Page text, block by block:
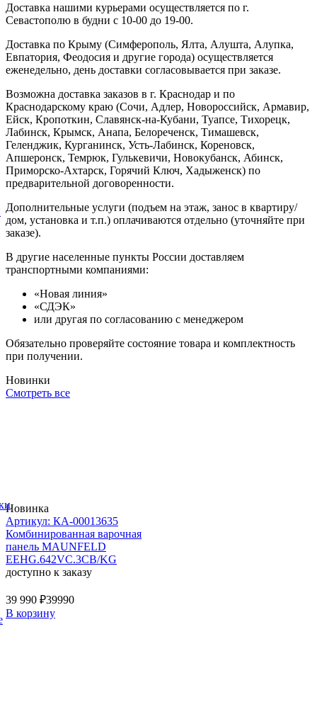
Доставка нашими курьерами осуществляется по г.
Севастополю в будни с 10-00 до 19-00.
Доставка по Крыму (Симферополь, Ялта, Алушта, Алупка,
Евпатория, Феодосия и другие города) осуществляется
еженедельно, день доставки согласовывается при заказе.
Возможна доставка заказов в г. Краснодар и по
Краснодарскому краю (Сочи, Адлер, Новороссийск, Армавир,
Ейск, Кропоткин, Славянск-на-Кубани, Туапсе, Тихорецк,
Лабинск, Крымск, Анапа, Белореченск, Тимашевск,
Геленджик, Курганинск, Усть-Лабинск, Кореновск,
Апшеронск, Темрюк, Гулькевичи, Новокубанск, Абинск,
Приморско-Ахтарск, Горячий Ключ, Хадыженск) по
предварительной договоренности.
Дополнительные услуги (подъем на этаж, занос в квартиру/
дом, установка и т.п.) оплачиваются отдельно (уточняйте при
заказе).
В другие населенные пункты России доставляем
транспортными компаниями:
«Новая линия»
«СДЭК»
или другая по согласованию с менеджером
Обязательно проверяйте состояние товара и комплектность
при получении.
Новинки
Смотреть все
Новинка
Артикул: КА-00013635
Комбинированная варочная
панель MAUNFELD
EEHG.642VC.3CB/KG
доступно к заказу
39 990 ₽39990
В корзину